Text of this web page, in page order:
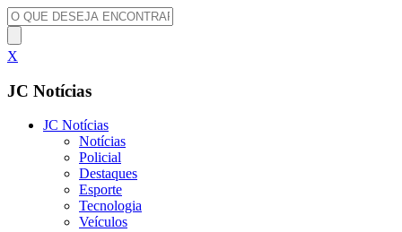
X
JC Notícias
JC Notícias
Notícias
Policial
Destaques
Esporte
Tecnologia
Veículos